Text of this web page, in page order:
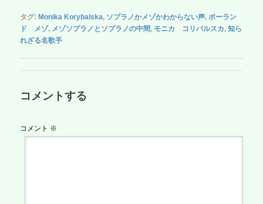
a
c
e
b
o
k
wi
tt
n
e
m
ail
a
h
o
or
d
e
有
タグ: Monika Korybalska, ソプラノかメゾかわからない声, ポーラン
ド メゾ, メゾソプラノとソプラノの中間, モニカ コリバルスカ, 知ら
れざる名歌手
コメントする
コメント ※